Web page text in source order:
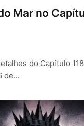
Mar no
do Capítulo
de…